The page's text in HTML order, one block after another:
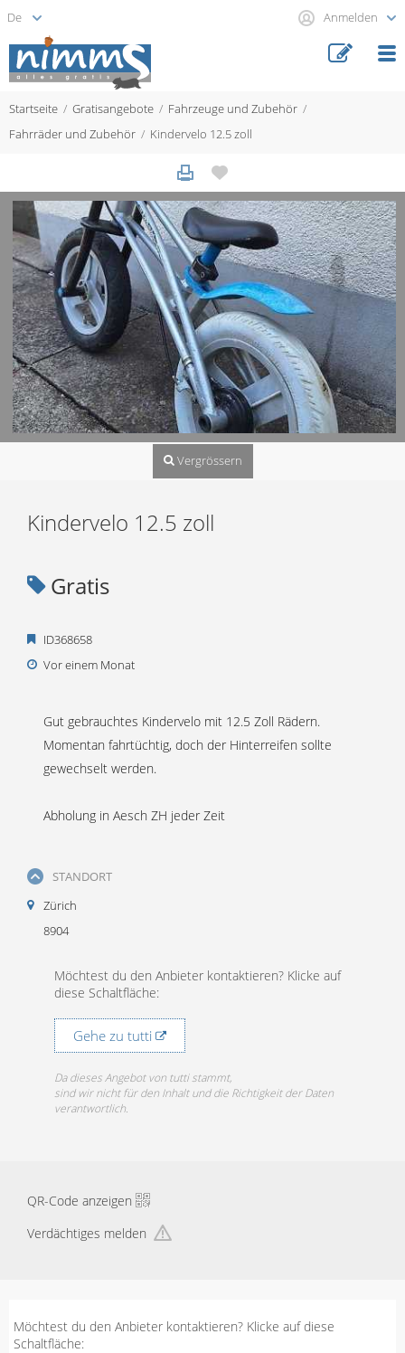
Anmelden
Startseite Gratisangebote
Fahrzeuge und Zubehör
Fahrräder und Zubehör
Kindervelo 12.5 zoll
Vergrössern
Kindervelo 12.5 zoll
Gratis
ID368658
Vor einem Monat
Gut gebrauchtes Kindervelo mit 12.5 Zoll Rädern.
Momentan fahrtüchtig, doch der Hinterreifen sollte
gewechselt werden.
Abholung in Aesch ZH jeder Zeit
STANDORT
Zürich
8904
Möchtest du den Anbieter kontaktieren? Klicke auf
diese Schaltfläche:
Gehe zu tutti
Da dieses Angebot von tutti stammt,
sind wir nicht für den Inhalt und die Richtigkeit der Daten
verantwortlich.
QR-Code anzeigen
Verdächtiges melden
Möchtest du den Anbieter kontaktieren? Klicke auf diese
Schaltfläche: